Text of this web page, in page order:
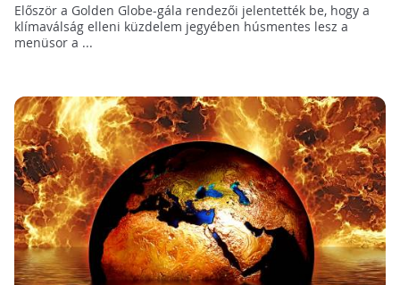
Először a Golden Globe-gála rendezői jelentették be, hogy a
klímaválság elleni küzdelem jegyében húsmentes lesz a
menüsor a ...